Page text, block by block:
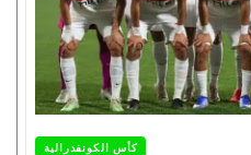
كأس الكونفدرالية